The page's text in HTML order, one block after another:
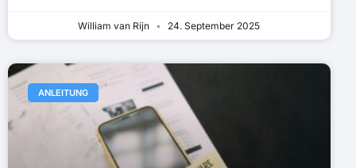
William van Rijn 24. September 2025
ANLEITUNG